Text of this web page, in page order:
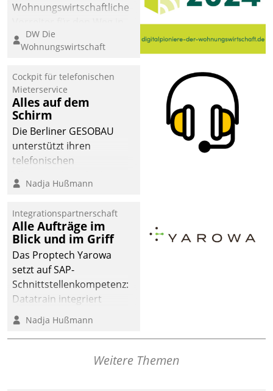
Wohnungswirtschaftliche
eine digitale Zukunft zu
finden, ist das Ziel des
der
Wohnungswirtschaft“.
Bewerben können sich
dafür ein Team
bestehend aus
Wohnungsunternehmen
und PropTech.
DW Die
Wohnungswirtschaft
Cockpit für telefonischen
Mieterservice
Alles auf dem
Schirm
Die Berliner GESOBAU
unterstützt ihren
telefonischen
digitalen Cockpit, das
passende Fragen und
Schlagworte auswirft.
Eine intuitive
Dialogführung ermöglicht
dem externen
Serviceteam, Anrufe von
Mietenden zügiger und
effizienter zu bearbeiten.
Nadja Hußmann
Integrationspartnerschaft
Alle Aufträge im
Blick und im Griff
Das Proptech Yarowa
setzt auf SAP-
Schnittstellenkompetenz:
Datatrain integriert
Yarowas Portal zur
Vergabe und Verwaltung
von Aufträgen der
Nadja Hußmann
Weitere Themen